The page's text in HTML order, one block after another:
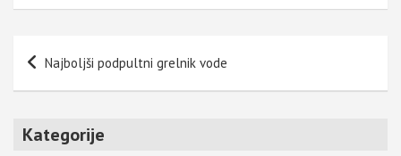
Navigacija
prispevka
Najboljši podpultni grelnik vode
Kategorije